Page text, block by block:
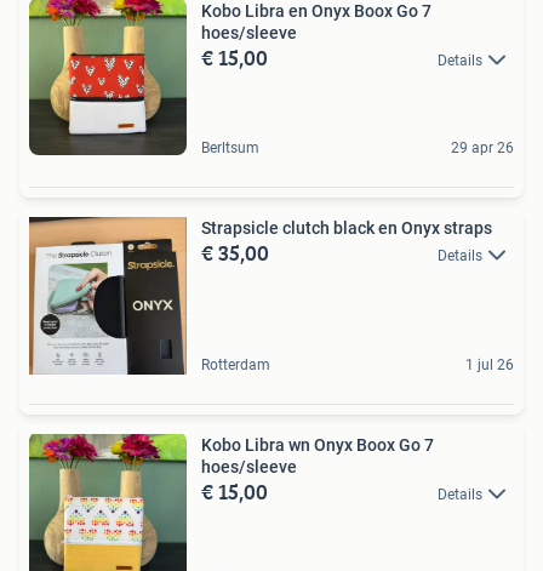
Kobo Libra en Onyx Boox Go 7
hoes/sleeve
€ 15,00 Details
Berltsum 29 apr 26
Strapsicle clutch black en Onyx straps
€ 35,00 Details
Rotterdam 1 jul 26
Kobo Libra wn Onyx Boox Go 7
hoes/sleeve
€ 15,00 Details